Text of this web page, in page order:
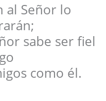
al Señor lo
sabe ser fiel
como él.